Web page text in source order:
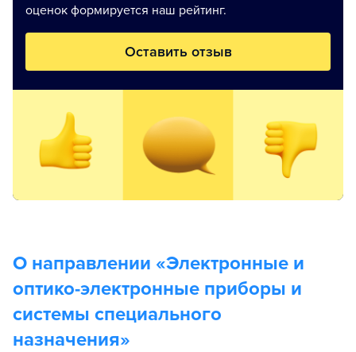
оценок формируется наш рейтинг.
Оставить отзыв
О направлении «Электронные и
оптико-электронные приборы и
системы специального
назначения»